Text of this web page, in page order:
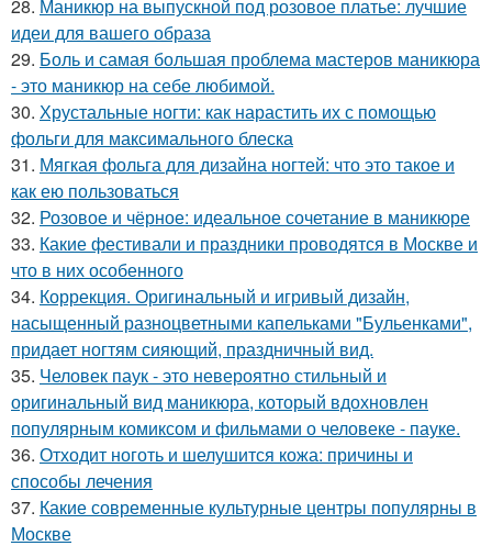
28. Маникюр на выпускной под розовое платье: лучшие
идеи для вашего образа
29. Боль и самая большая проблема мастеров маникюра
- это маникюр на себе любимой.
30. Хрустальные ногти: как нарастить их с помощью
фольги для максимального блеска
31. Мягкая фольга для дизайна ногтей: что это такое и
как ею пользоваться
32. Розовое и чёрное: идеальное сочетание в маникюре
33. Какие фестивали и праздники проводятся в Москве и
что в них особенного
34. Коррекция. Оригинальный и игривый дизайн,
насыщенный разноцветными капельками "Бульенками",
придает ногтям сияющий, праздничный вид.
35. Человек паук - это невероятно стильный и
оригинальный вид маникюра, который вдохновлен
популярным комиксом и фильмами о человеке - пауке.
36. Отходит ноготь и шелушится кожа: причины и
способы лечения
37. Какие современные культурные центры популярны в
Москве